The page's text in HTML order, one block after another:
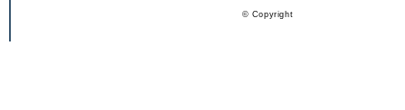
© Copyright